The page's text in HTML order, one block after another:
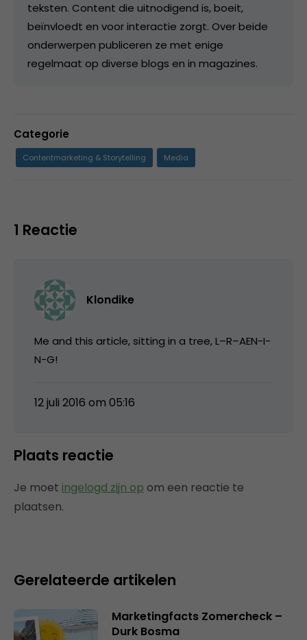
teksten. Content die uitnodigend is, boeit,
beïnvloedt en voor interactie zorgt. Over beide
onderwerpen publiceren ze met enige
regelmaat op diverse blogs en in magazines.
Categorie
Contentmarketing & Storytelling Media
1 Reactie
Klondike
Me and this article, sitting in a tree, L–R–AEN-I-
N-G!
12 juli 2016 om 05:16
Plaats reactie
Je moet ingelogd zijn op om een reactie te
plaatsen.
Gerelateerde artikelen
Marketingfacts Zomercheck –
Durk Bosma